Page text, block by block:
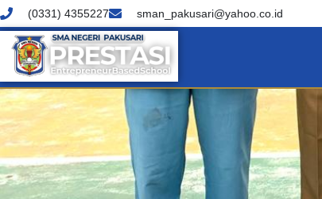
(0331) 4355227 sman_pakusari@yahoo.co.id